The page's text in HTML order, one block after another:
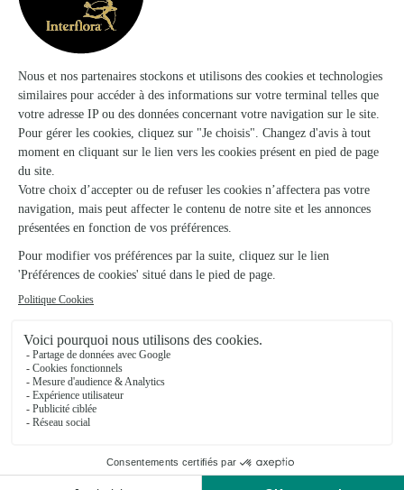
La Fleuriste
Lemud
★★
C.Cial Super U les 5 Epis Route de Metz
Voir la boutique
L’amaryllis
4.3 (63)